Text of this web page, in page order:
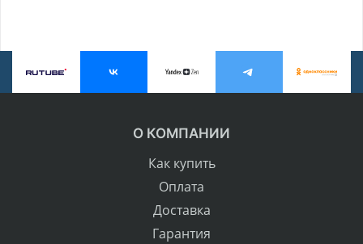
О КОМПАНИИ
Как купить
Оплата
Доставка
Гарантия